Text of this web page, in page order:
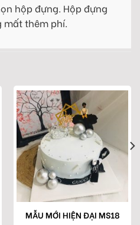
hộp đựng. Hộp đựng
mất thêm phí.
MẪU MỚI HIỆN ĐẠI MS18